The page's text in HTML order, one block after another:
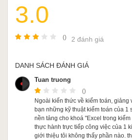
3.0
() 2 đánh giá
DANH SÁCH ĐÁNH GIÁ
Tuan truong
()
Ngoài kiến thức về kiểm toán, giảng
bạn những kỹ thuật kiểm toán của 1
nền tảng cho khoá "Excel trong
thực hành trực tiếp công việc của 1
giới thiệu tôi không thấy phần nào.